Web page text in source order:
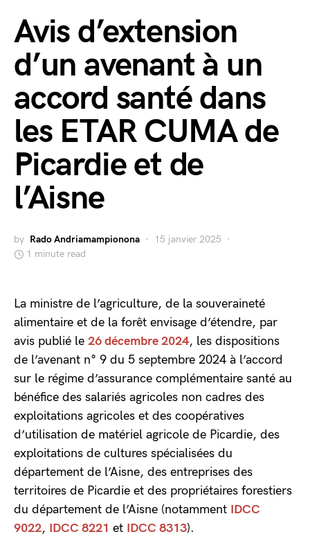
Avis d’extension
d’un avenant à un
accord santé dans
les ETAR CUMA de
Picardie et de
l’Aisne
by Rado Andriamampionona
15 janvier 2025
1 minute read
La ministre de l’agriculture, de la souveraineté
alimentaire et de la forêt envisage d’étendre, par
avis publié le 26 décembre 2024, les dispositions
de l’avenant n° 9 du 5 septembre 2024 à l’accord
sur le régime d’assurance complémentaire santé au
bénéfice des salariés agricoles non cadres des
exploitations agricoles et des coopératives
d’utilisation de matériel agricole de Picardie, des
exploitations de cultures spécialisées du
département de l’Aisne, des entreprises des
territoires de Picardie et des propriétaires forestiers
du département de l’Aisne (notamment IDCC
9022, IDCC 8221 et IDCC 8313).